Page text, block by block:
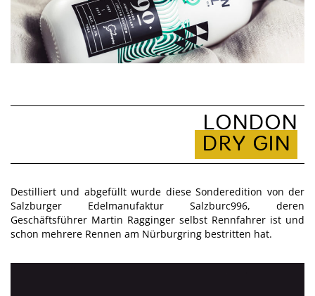
LONDON
DRY GIN
Destilliert und abgefüllt wurde diese Sonderedition von der
Salzburger Edelmanufaktur Salzburc996, deren
Geschäftsführer Martin Ragginger selbst Rennfahrer ist und
schon mehrere Rennen am Nürburgring bestritten hat.